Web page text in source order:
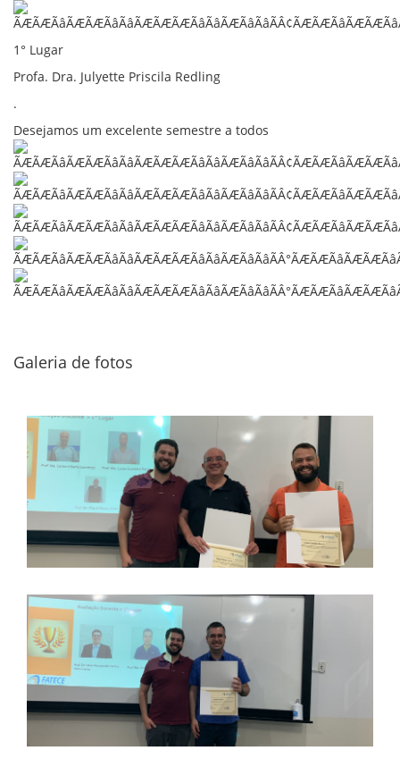
1° Lugar
Profa. Dra. Julyette Priscila Redling
.
Desejamos um excelente semestre a todos
Galeria de fotos